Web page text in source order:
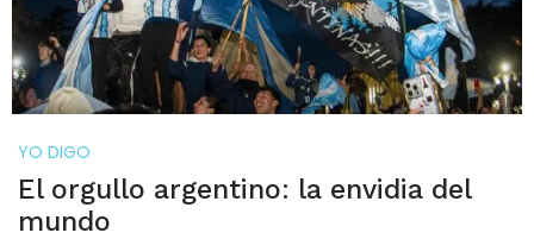
YO DIGO
El orgullo argentino: la envidia del
mundo